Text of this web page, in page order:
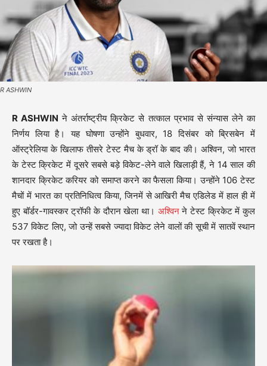
R ASHWIN
R ASHWIN ने अंतर्राष्ट्रीय क्रिकेट से तत्काल प्रभाव से संन्यास लेने का
निर्णय लिया है। यह घोषणा उन्होंने बुधवार, 18 दिसंबर को ब्रिसबेन में
ऑस्ट्रेलिया के खिलाफ तीसरे टेस्ट मैच के ड्रॉ के बाद की। अश्विन, जो भारत
के टेस्ट क्रिकेट में दूसरे सबसे बड़े विकेट-लेने वाले खिलाड़ी हैं, ने 14 साल की
शानदार क्रिकेट करियर को समाप्त करने का फैसला किया। उन्होंने 106 टेस्ट
मैचों में भारत का प्रतिनिधित्व किया, जिनमें से आखिरी मैच एडिलेड में हाल ही में
हुए बॉर्डर-गावस्कर ट्रॉफी के दौरान खेला था। अश्विनने टेस्ट क्रिकेट में कुल
537 विकेट लिए, जो उन्हें सबसे ज्यादा विकेट लेने वालों की सूची में सातवें स्थान
पर रखता है।